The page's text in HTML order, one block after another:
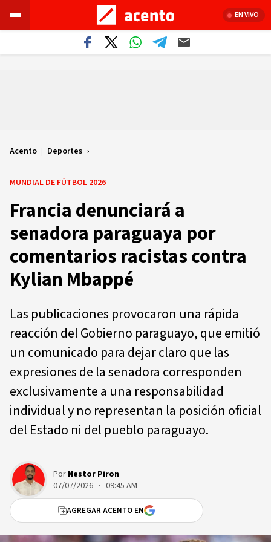
EN VIVO
Acento | Deportes
MUNDIAL DE FÚTBOL 2026
Francia denunciará a
senadora paraguaya por
comentarios racistas contra
Kylian Mbappé
Las publicaciones provocaron una rápida
reacción del Gobierno paraguayo, que emitió
un comunicado para dejar claro que las
expresiones de la senadora corresponden
exclusivamente a una responsabilidad
individual y no representan la posición oficial
del Estado ni del pueblo paraguayo.
Por Nestor Piron
07/07/2026 · 09:45 AM
AGREGAR ACENTO EN